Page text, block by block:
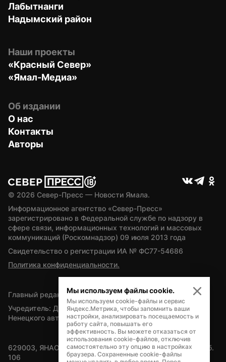
Лабытнанги
Надымский район
Наши проекты
«Красный Север»
«Ямал-Медиа»
Об издании
О нас
Контакты
Авторы
© 2026 Север-Пресс — Новости Ямала.
Информационное агентство «Север-Пресс»
зарегистрировано в Федеральной службе по надзору в
сфере связи, информационных технологий и массовых
коммуникаций (Роскомнадзор) 09 июля 2013 года
Свидетельство о регистрации ИА № ФС77-54686
Политика конфиденциальности.
Главный редактор — А.Л. Поздеев
Учредитель: Департамент внутренней политики Ямало-
Ненецкого автономного округа
629003, ЯНАО, Салехард, мкр. Богдана Кнунянца, д.1, каб.
106
Мы используем файлы cookie.
Мы используем cookie-файлы и сервис
Яндекс.Метрика, чтобы запомнить ваши
настройки, анализировать посещаемость и
работу сайта, повышать его
эффективность. Вы можете отказаться от
использования cookie-файлов, отключив
самостоятельно эту опцию в настройках
браузера. Сохраненные cookie-файлы